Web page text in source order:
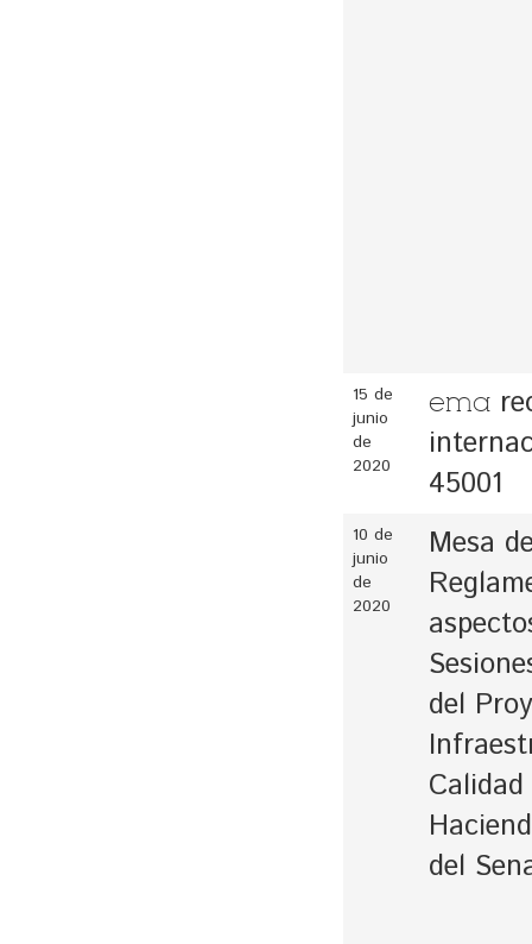
15 de
junio
de
2020
ema
45001
10 de
junio
de
2020
Mesa
del
del